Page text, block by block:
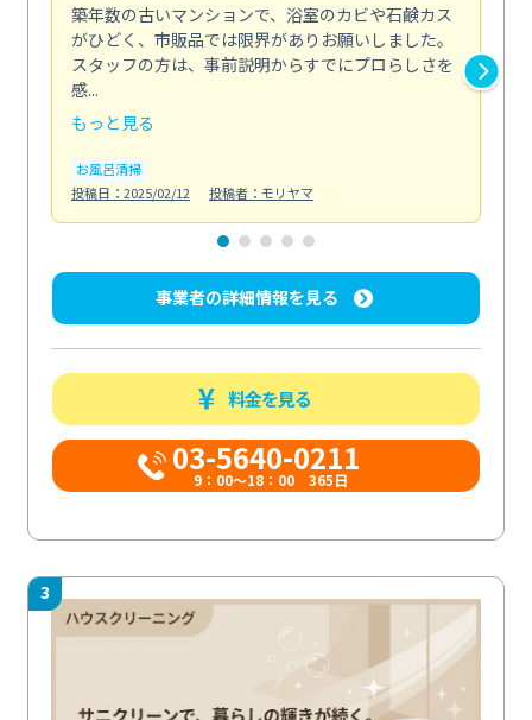
築年数の古いマンションで、浴室のカビや石鹸カス
がひどく、市販品では限界がありお願いしました。
スタッフの方は、事前説明からすでにプロらしさを
感...
もっと見る
お風呂清掃
投稿日：2025/02/12
投稿者：モリヤマ
事業者の詳細情報を見る
料金を見る
03-5640-0211
9：00～18：00 365日
3